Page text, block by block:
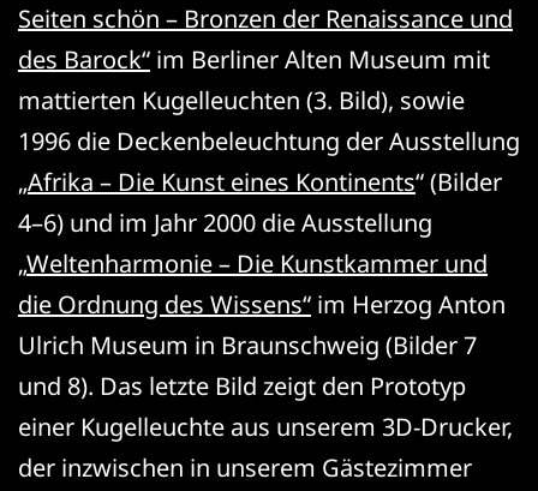
Seiten schön – Bronzen der Renaissance und
des Barock“ im Berliner Alten Museum mit
mattierten Kugelleuchten (3. Bild), sowie
1996 die Deckenbeleuchtung der Ausstellung
„Afrika – Die Kunst eines Kontinents“ (Bilder
4–6) und im Jahr 2000 die Ausstellung
„Weltenharmonie – Die Kunstkammer und
die Ordnung des Wissens“ im Herzog Anton
Ulrich Museum in Braunschweig (Bilder 7
und 8). Das letzte Bild zeigt den Prototyp
einer Kugelleuchte aus unserem 3D-Drucker,
der inzwischen in unserem Gästezimmer